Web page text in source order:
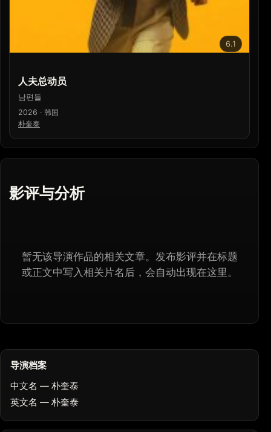
6.1
人夫总动员
남편들
2026 · 韩国
朴奎泰
影评与分析
暂无该导演作品的相关文章。发布影评并在标题
或正文中写入相关片名后，会自动出现在这里。
导演档案
中文名 — 朴奎泰
英文名 — 朴奎泰